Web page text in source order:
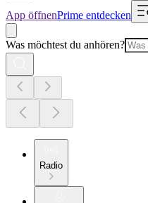
App öffnenPrime entdecken
Was möchtest du anhören?
Radio